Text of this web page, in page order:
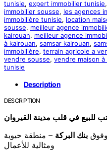
tunisie, expert immobilier tunisie,
immobilier sousse, les agences
immobilière tunisie, location
sousse, meilleur agence
kairouan, meilleur agence
à kairouan, samsar kairouan,
immobilière, terrain agricole a
vendre sousse, vendre maison à
tunisie
Description
DESCRIPTION
للبيع في قلب مدينة القيروان
بنك البركة – منطقة حيوية
ومثالية للأعمال